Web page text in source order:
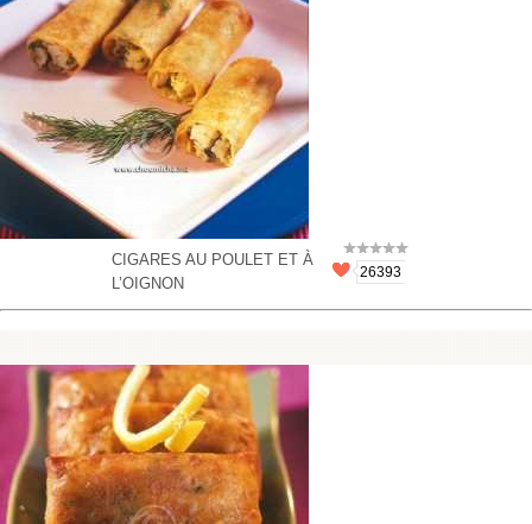
CIGARES AU POULET ET À
L’OIGNON
26393